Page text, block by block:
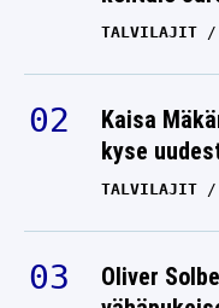
TALVILAJIT
Kaisa
kyse
TALVILAJIT
Oliver